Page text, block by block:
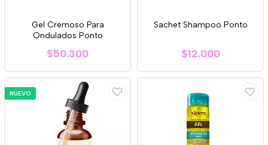
Gel Cremoso Para
Ondulados Ponto
$50.300
Sachet Shampoo Ponto
$12.000
NUEVO